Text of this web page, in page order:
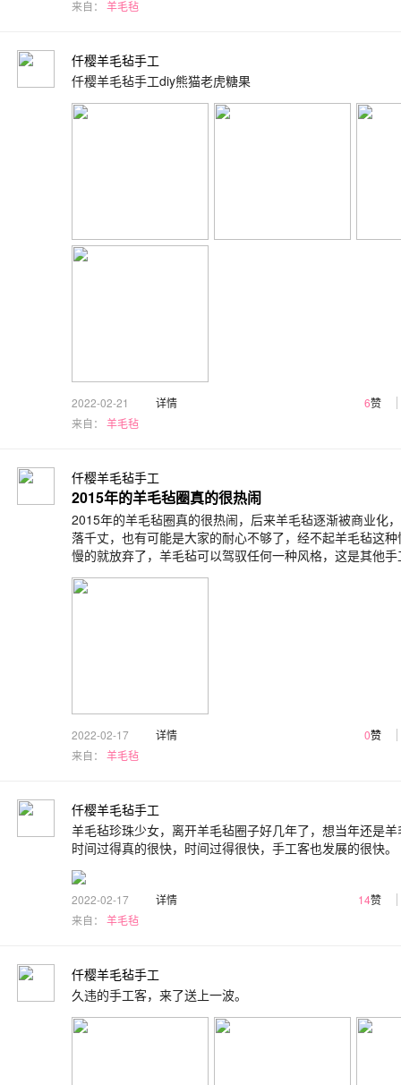
来自： 羊毛毡
仟樱羊毛毡手工
仟樱羊毛毡手工diy熊猫老虎糖果
2022-02-21 详情 6赞
来自： 羊毛毡
仟樱羊毛毡手工
2015年的羊毛毡圈真的很热闹
2015年的羊毛毡圈真的很热闹，后来羊毛毡逐渐被商业化
落千丈，也有可能是大家的耐心不够了，经不起羊毛毡这
慢的就放弃了，羊毛毡可以驾驭任何一种风格，这是其他
2022-02-17 详情 0赞
来自： 羊毛毡
仟樱羊毛毡手工
羊毛毡珍珠少女，离开羊毛毡圈子好几年了，想当年还是
时间过得真的很快，时间过得很快，手工客也发展的很快。
2022-02-17 详情 14赞
来自： 羊毛毡
仟樱羊毛毡手工
久违的手工客，来了送上一波。